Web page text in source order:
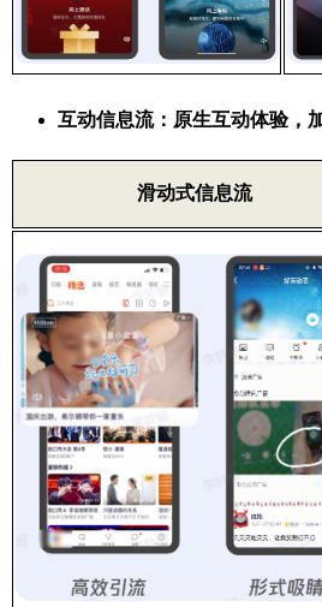
互动信息流：原生互动体验，
滑动式信息流